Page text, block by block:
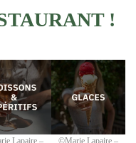
!
Lapaire –
©Marie Lapaire –